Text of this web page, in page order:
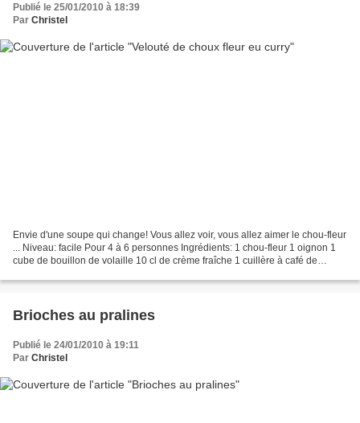
Publié le 25/01/2010 à 18:39
Par Christel
Envie d'une soupe qui change! Vous allez voir, vous allez aimer le chou-fleur
... Niveau: facile Pour 4 à 6 personnes Ingrédients: 1 chou-fleur 1 oignon 1
cube de bouillon de volaille 10 cl de crème fraîche 1 cuillère à café de
Brioches au pralines
Publié le 24/01/2010 à 19:11
Par Christel